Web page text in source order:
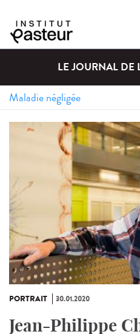
LE JOURNAL DE
PORTRAIT 30.01.2020
Jean-Philippe